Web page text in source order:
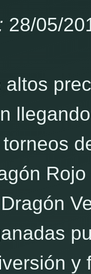
28/05/
altos
y